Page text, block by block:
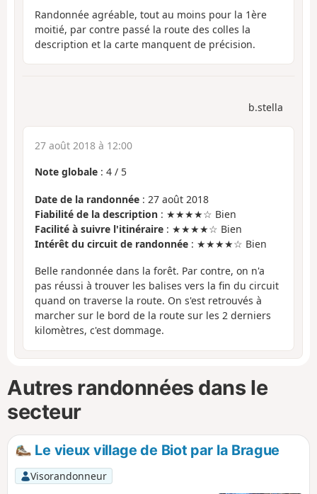
Randonnée agréable, tout au moins pour la 1ère
moitié, par contre passé la route des colles la
description et la carte manquent de précision.
b.stella
27 août 2018 à 12:00
Note globale : 4 / 5
Date de la randonnée : 27 août 2018
Fiabilité de la description : ★★★★☆ Bien
Facilité à suivre l'itinéraire : ★★★★☆ Bien
Intérêt du circuit de randonnée : ★★★★☆ Bien
Belle randonnée dans la forêt. Par contre, on n'a
pas réussi à trouver les balises vers la fin du circuit
quand on traverse la route. On s'est retrouvés à
marcher sur le bord de la route sur les 2 derniers
kilomètres, c'est dommage.
Autres randonnées dans le
secteur
Le vieux village de Biot par la Brague
Visorandonneur